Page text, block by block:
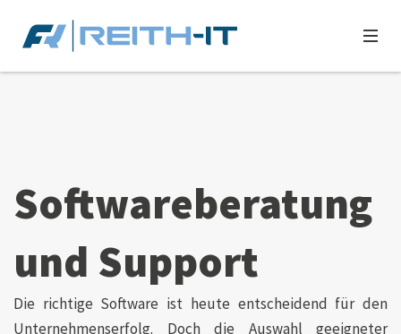
Softwareberatung
und Support
Die richtige Software ist heute entscheidend für den
Unternehmenserfolg. Doch die Auswahl geeigneter